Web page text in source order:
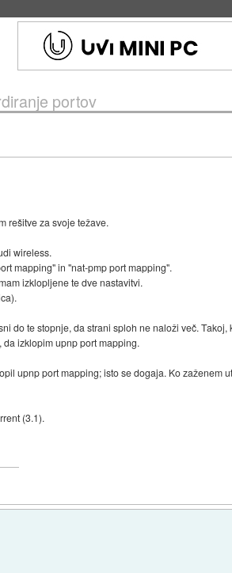
portov
rešitve za svoje težave.
wireless.
mapping" in "nat-pmp port mapping".
izklopljene te dve nastavitvi.
do te stopnje, da strani sploh ne naloži več.
izklopim upnp port mapping.
upnp port mapping; isto se dogaja. Ko zaženem
(3.1).